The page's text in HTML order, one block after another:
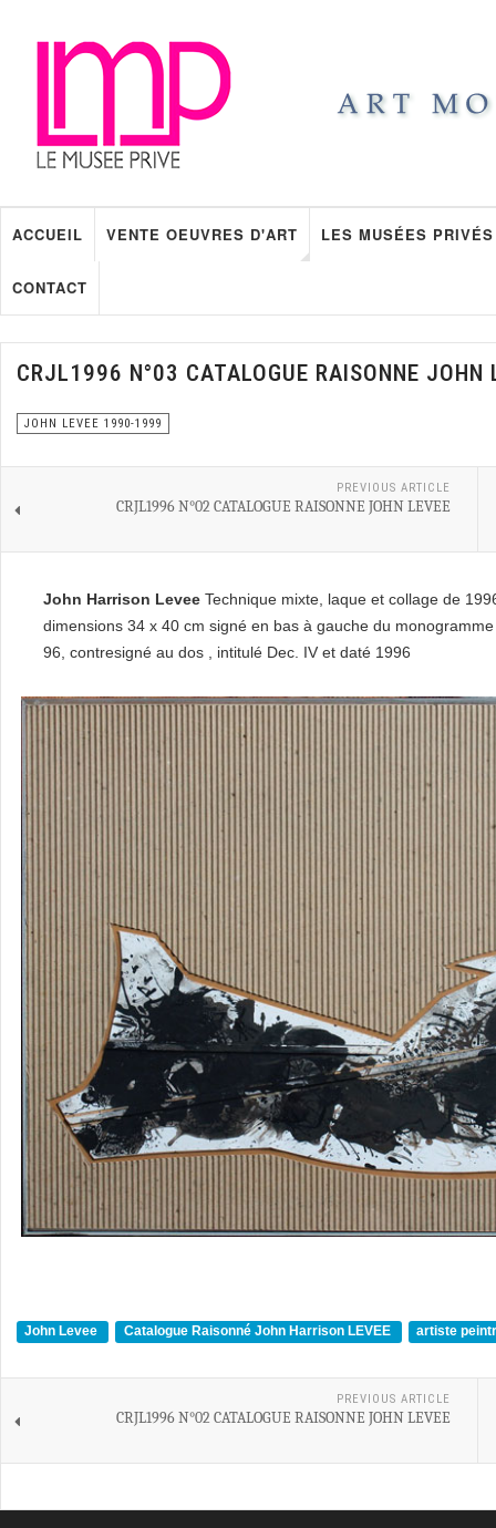
ACCUEIL VENTE OEUVRES D'ART LES MUSÉES PRIVÉS
CONTACT
CRJL1996 N°03 CATALOGUE RAISONNE JOHN
JOHN LEVEE 1990-1999
PREVIOUS ARTICLE
CRJL1996 N°02 CATALOGUE RAISONNE JOHN LEVEE
John Harrison Levee Technique mixte, laque et collage de
dimensions 34 x 40 cm signé en bas à gauche du
96, contresigné au dos , intitulé Dec. IV et daté 1996
John Levee Catalogue Raisonné John Harrison LEVEE artiste
PREVIOUS ARTICLE
CRJL1996 N°02 CATALOGUE RAISONNE JOHN LEVEE